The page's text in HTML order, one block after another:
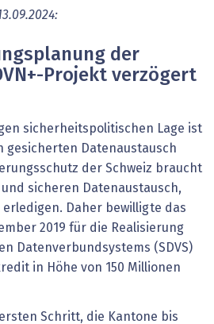
der
Projekt verzögert
sicherheitspolitischen Lage ist
gesicherten Datenaustausch
der Schweiz braucht
sicheren Datenaustausch,
erledigen. Daher bewilligte das
2019 für die Realisierung
Datenverbundsystems (SDVS)
in Höhe von 150 Millionen
Schritt, die Kantone bis